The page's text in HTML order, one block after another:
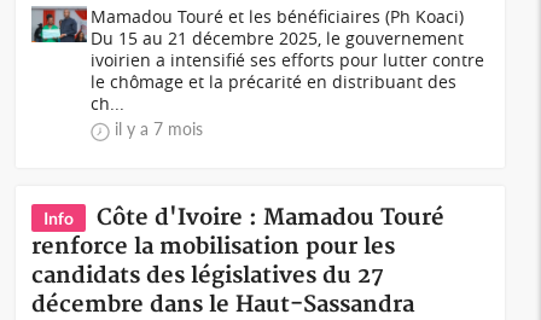
Mamadou Touré et les bénéficiaires (Ph Koaci)
Du 15 au 21 décembre 2025, le gouvernement
ivoirien a intensifié ses efforts pour lutter contre
le chômage et la précarité en distribuant des
ch...
il y a 7 mois
Info
Côte d'Ivoire : Mamadou Touré
renforce la mobilisation pour les
candidats des législatives du 27
décembre dans le Haut-Sassandra